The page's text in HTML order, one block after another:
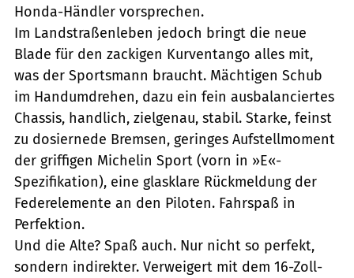
Honda-Händler vorsprechen.
Im Landstraßenleben jedoch bringt die neue
Blade für den zackigen Kurventango alles mit,
was der Sportsmann braucht. Mächtigen Schub
im Handumdrehen, dazu ein fein ausbalanciertes
Chassis, handlich, zielgenau, stabil. Starke, feinst
zu dosiernede Bremsen, geringes Aufstellmoment
der griffigen Michelin Sport (vorn in »E«-
Spezifikation), eine glasklare Rückmeldung der
Federelemente an den Piloten. Fahrspaß in
Perfektion.
Und die Alte? Spaß auch. Nur nicht so perfekt,
sondern indirekter. Verweigert mit dem 16-Zoll-